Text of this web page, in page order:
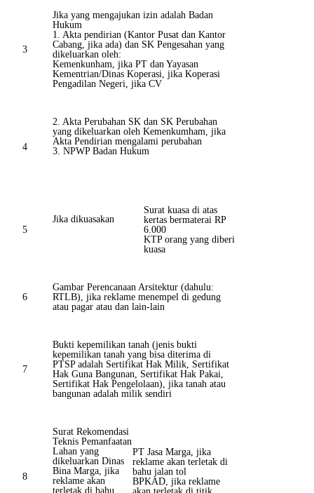
3
Jika yang mengajukan izin adalah Badan
Hukum
1. Akta pendirian (Kantor Pusat dan Kantor
Cabang, jika ada) dan SK Pengesahan yang
dikeluarkan oleh:
Kemenkunham, jika PT dan Yayasan
Kementrian/Dinas Koperasi, jika Koperasi
Pengadilan Negeri, jika CV
4
2. Akta Perubahan SK dan SK Perubahan
yang dikeluarkan oleh Kemenkumham, jika
Akta Pendirian mengalami perubahan
3. NPWP Badan Hukum
5
Jika dikuasakan
Surat kuasa di atas
kertas bermaterai RP
6.000
KTP orang yang diberi
kuasa
6
Gambar Perencanaan Arsitektur (dahulu:
RTLB), jika reklame menempel di gedung
atau pagar atau dan lain-lain
7
Bukti kepemilikan tanah (jenis bukti
kepemilikan tanah yang bisa diterima di
PTSP adalah Sertifikat Hak Milik, Sertifikat
Hak Guna Bangunan, Sertifikat Hak Pakai,
Sertifikat Hak Pengelolaan), jika tanah atau
bangunan adalah milik sendiri
8
Surat Rekomendasi
Teknis Pemanfaatan
Lahan yang
dikeluarkan Dinas
Bina Marga, jika
reklame akan
terletak di bahu
PT Jasa Marga, jika
reklame akan terletak di
bahu jalan tol
BPKAD, jika reklame